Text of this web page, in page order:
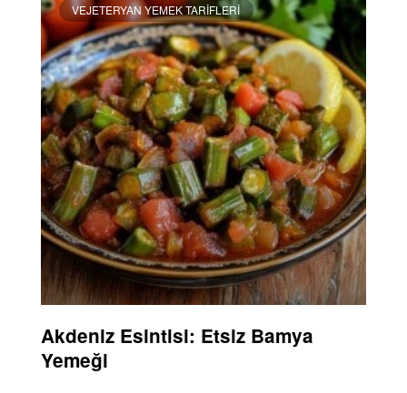
VEJETERYAN YEMEK TARIFLERI
Akdeniz Esintisi: Etsiz Bamya
Yemeği